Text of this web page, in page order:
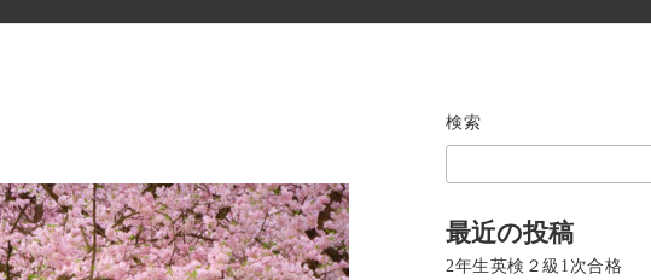
検索
最近の投稿
2年生英検２級1次合格